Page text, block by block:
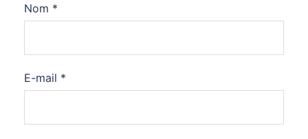
Nom *
E-mail *